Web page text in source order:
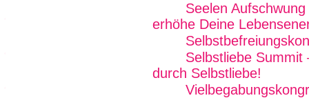
Seelen
erhöhe Deine
Selbstliebe
durch Selbstliebe!